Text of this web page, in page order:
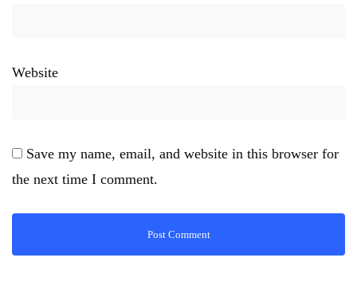
Website
Save my name, email, and website in this browser for
the next time I comment.